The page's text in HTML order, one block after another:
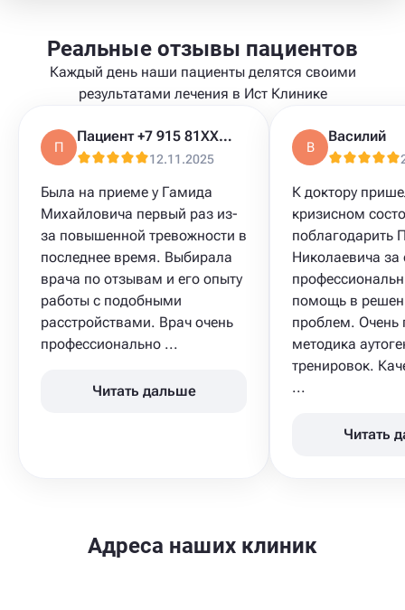
Реальные отзывы пациентов
Каждый день наши пациенты делятся своими
результатами лечения в Ист Клинике
П
Пациент +7 915 81XXXXX
12.11.2025
Была на приеме у Гамида
Михайловича первый раз из-
за повышенной тревожности в
последнее время. Выбирала
врача по отзывам и его опыту
работы с подобными
расстройствами. Врач очень
профессионально ...
Читать дальше
В
Василий
К доктору
кризисном
поблагодарить
Николаевича за
помощь в
проблем. Очень
методика
тренировок.
...
Читать
Адреса наших клиник